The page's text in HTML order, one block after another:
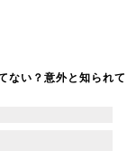
ない？意外と知られ